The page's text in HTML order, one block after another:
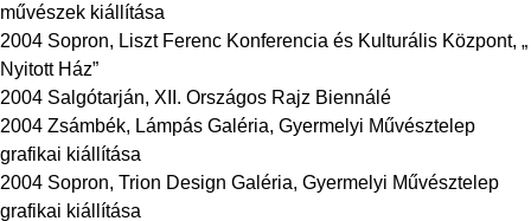
művészek kiállítása
2004 Sopron, Liszt Ferenc Konferencia és Kulturális Központ, „
Nyitott Ház”
2004 Salgótarján, XII. Országos Rajz Biennálé
2004 Zsámbék, Lámpás Galéria, Gyermelyi Művésztelep
grafikai kiállítása
2004 Sopron, Trion Design Galéria, Gyermelyi Művésztelep
grafikai kiállítása